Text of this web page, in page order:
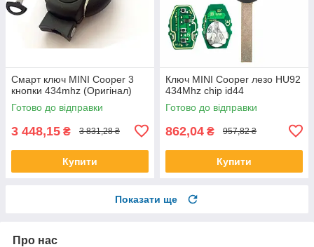
Смарт ключ MINI Cooper 3
кнопки 434mhz (Оригінал)
Готово до відправки
3 448,15 ₴ 3 831,28 ₴
Купити
Ключ MINI Cooper лезо HU92
434Mhz chip id44
Готово до відправки
862,04 ₴ 957,82 ₴
Купити
Показати ще
Про нас